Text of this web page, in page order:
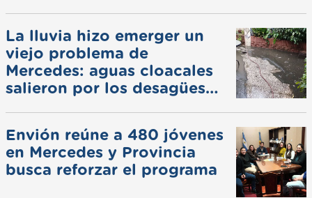
La lluvia hizo emerger un
viejo problema de
Mercedes: aguas cloacales
salieron por los desagües
Envión reúne a 480 jóvenes
en Mercedes y Provincia
busca reforzar el programa